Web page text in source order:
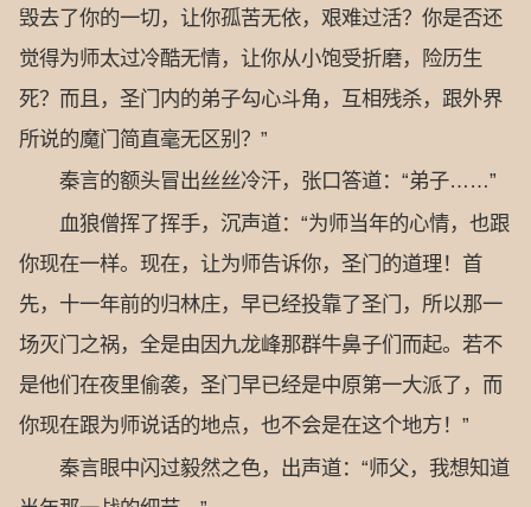
毁去了你的一切，让你孤苦无依，艰难过活？你是否还
觉得为师太过冷酷无情，让你从小饱受折磨，险历生
死？而且，圣门内的弟子勾心斗角，互相残杀，跟外界
所说的魔门简直毫无区别？”
秦言的额头冒出丝丝冷汗，张口答道：“弟子……”
血狼僧挥了挥手，沉声道：“为师当年的心情，也跟
你现在一样。现在，让为师告诉你，圣门的道理！首
先，十一年前的归林庄，早已经投靠了圣门，所以那一
场灭门之祸，全是由因九龙峰那群牛鼻子们而起。若不
是他们在夜里偷袭，圣门早已经是中原第一大派了，而
你现在跟为师说话的地点，也不会是在这个地方！”
秦言眼中闪过毅然之色，出声道：“师父，我想知道